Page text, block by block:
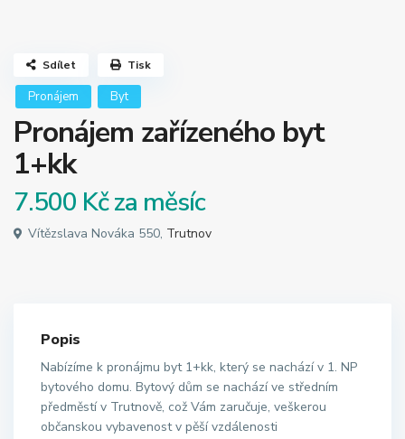
Pronájem Byt
Pronájem zařízeného byt
1+kk
7.500 Kčza měsíc
Vítězslava Nováka 550, Trutnov
Sdílet Tisk
Popis
Nabízíme k pronájmu byt 1+kk, který se nachází v 1. NP
bytového domu. Bytový dům se nachází ve středním
předměstí v Trutnově, což Vám zaručuje, veškerou
občanskou vybavenost v pěší vzdálenosti